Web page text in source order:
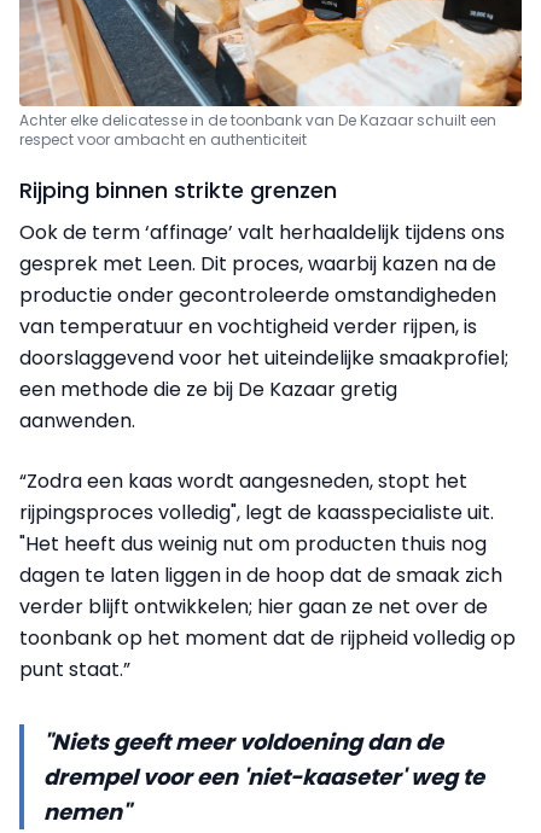
Achter elke delicatesse in de toonbank van De Kazaar schuilt een
respect voor ambacht en authenticiteit
Rijping binnen strikte grenzen
Ook de term ‘affinage’ valt herhaaldelijk tijdens ons
gesprek met Leen. Dit proces, waarbij kazen na de
productie onder gecontroleerde omstandigheden
van temperatuur en vochtigheid verder rijpen, is
doorslaggevend voor het uiteindelijke smaakprofiel;
een methode die ze bij De Kazaar gretig
aanwenden.
“Zodra een kaas wordt aangesneden, stopt het
rijpingsproces volledig", legt de kaasspecialiste uit.
"Het heeft dus weinig nut om producten thuis nog
dagen te laten liggen in de hoop dat de smaak zich
verder blijft ontwikkelen; hier gaan ze net over de
toonbank op het moment dat de rijpheid volledig op
punt staat.”
"Niets geeft meer voldoening dan de
drempel voor een 'niet-kaaseter' weg te
nemen"